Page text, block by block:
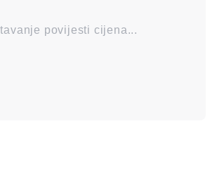
povijesti cijena...